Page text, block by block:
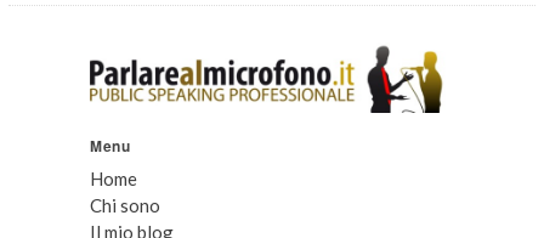
Menu
Home
Chi sono
Il mio blog